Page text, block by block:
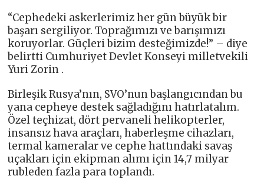
“Cephedeki askerlerimiz her gün büyük bir
başarı sergiliyor. Toprağımızı ve barışımızı
koruyorlar. Güçleri bizim desteğimizde!” – diye
belirtti Cumhuriyet Devlet Konseyi milletvekili
Yuri Zorin .
Birleşik Rusya’nın, SVO’nun başlangıcından bu
yana cepheye destek sağladığını hatırlatalım.
Özel teçhizat, dört pervaneli helikopterler,
insansız hava araçları, haberleşme cihazları,
termal kameralar ve cephe hattındaki savaş
uçakları için ekipman alımı için 14,7 milyar
rubleden fazla para toplandı.